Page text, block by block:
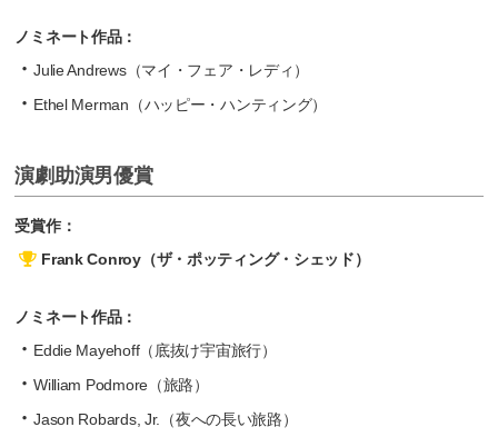
ノミネート作品：
Julie Andrews（マイ・フェア・レディ）
Ethel Merman（ハッピー・ハンティング）
演劇助演男優賞
受賞作：
Frank Conroy（ザ・ポッティング・シェッド）
ノミネート作品：
Eddie Mayehoff（底抜け宇宙旅行）
William Podmore（旅路）
Jason Robards, Jr.（夜への長い旅路）